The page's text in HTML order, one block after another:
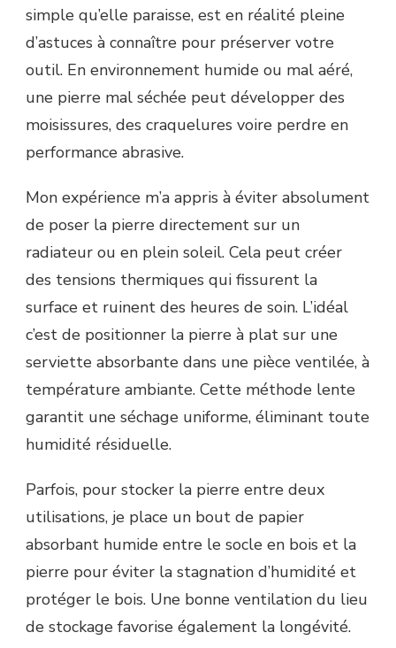
simple qu’elle paraisse, est en réalité pleine
d’astuces à connaître pour préserver votre
outil. En environnement humide ou mal aéré,
une pierre mal séchée peut développer des
moisissures, des craquelures voire perdre en
performance abrasive.
Mon expérience m’a appris à éviter absolument
de poser la pierre directement sur un
radiateur ou en plein soleil. Cela peut créer
des tensions thermiques qui fissurent la
surface et ruinent des heures de soin. L’idéal
c’est de positionner la pierre à plat sur une
serviette absorbante dans une pièce ventilée, à
température ambiante. Cette méthode lente
garantit une séchage uniforme, éliminant toute
humidité résiduelle.
Parfois, pour stocker la pierre entre deux
utilisations, je place un bout de papier
absorbant humide entre le socle en bois et la
pierre pour éviter la stagnation d’humidité et
protéger le bois. Une bonne ventilation du lieu
de stockage favorise également la longévité.